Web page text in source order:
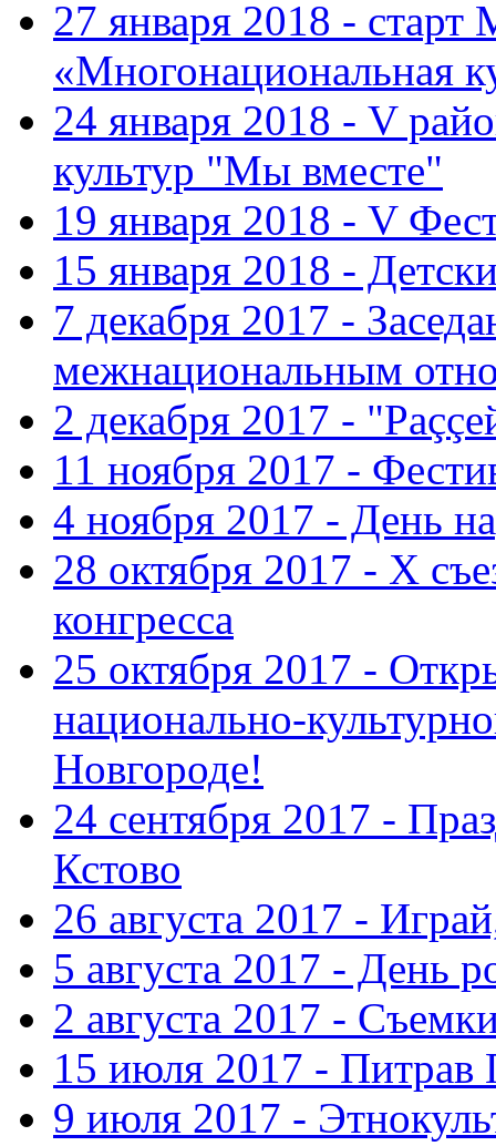
27 января 2018 - старт
«Многонациональная
24 января 2018 - V
культур "Мы вместе"
19 января 2018 - V
15 января 2018 -
7 декабря 2017 -
межнациональным
2 декабря 2017 -
11 ноября 2017 -
4 ноября 2017 - День
28 октября 2017 - Х
конгресса
25 октября 2017 -
национально-
Новгороде!
24 сентября 2017 -
Кстово
26 августа 2017 -
5 августа 2017 - День
2 августа 2017 -
15 июля 2017 - Питрав
9 июля 2017 -